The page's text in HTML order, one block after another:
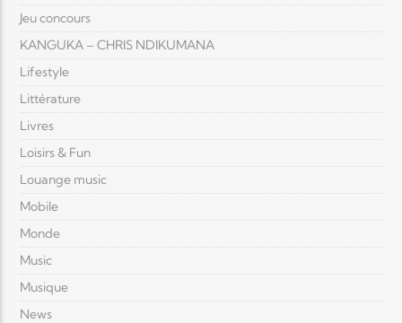
Jeu concours
KANGUKA – CHRIS NDIKUMANA
Lifestyle
Littérature
Livres
Loisirs & Fun
Louange music
Mobile
Monde
Music
Musique
News